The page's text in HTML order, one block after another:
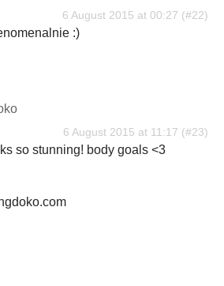
6 August 2015 at 00:27
:)
6 August 2015 at 11:17
so stunning! body goals <3